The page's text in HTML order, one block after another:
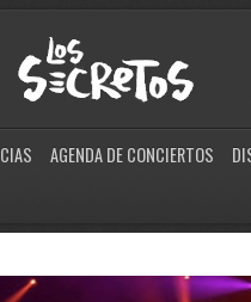
AGENDA DE CONCIERTOS